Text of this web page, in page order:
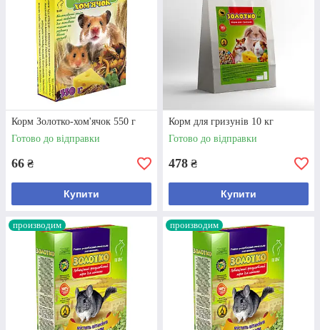
Корм для шиншил «Золотко», гранули, 1
кг.
Корм Золотко-хом'ячок 550 г
Готово до відправки
66 ₴
Купити
Корм для гризунів 10 кг
Готово до відправки
478 ₴
Купити
производим производим